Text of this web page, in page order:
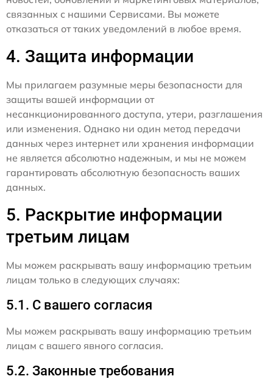
связанных с нашими Сервисами. Вы можете
отказаться от таких уведомлений в любое время.
4. Защита информации
Мы прилагаем разумные меры безопасности для
защиты вашей информации от
несанкционированного доступа, утери, разглашения
или изменения. Однако ни один метод передачи
данных через интернет или хранения информации
не является абсолютно надежным, и мы не можем
гарантировать абсолютную безопасность ваших
данных.
5. Раскрытие информации
третьим лицам
Мы можем раскрывать вашу информацию третьим
лицам только в следующих случаях:
5.1. С вашего согласия
Мы можем раскрывать вашу информацию третьим
лицам с вашего явного согласия.
5.2. Законные требования